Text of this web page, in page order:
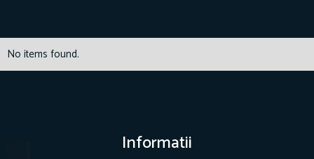
No items found.
Informatii